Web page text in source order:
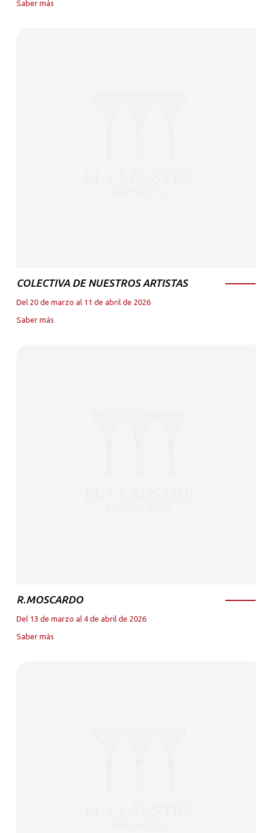
Saber más
COLECTIVA DE NUESTROS ARTISTAS
Del 20 de marzo al 11 de abril de 2026
Saber más
R.MOSCARDO
Del 13 de marzo al 4 de abril de 2026
Saber más